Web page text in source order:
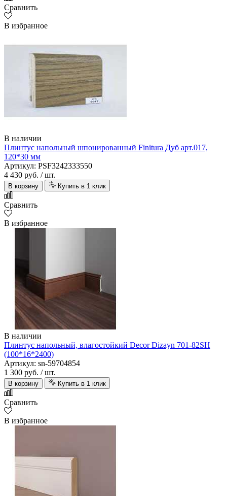
Сравнить
В избранное
В наличии
Плинтус напольный шпонированный Finitura Дуб арт.017,
120*30 мм
Артикул: PSF3242333550
4 430 руб. / шт.
В корзину Купить в 1 клик
Сравнить
В избранное
В наличии
Плинтус напольный, влагостойкий Decor Dizayn 701-82SH
(100*16*2400)
Артикул: sn-59704854
1 300 руб. / шт.
В корзину Купить в 1 клик
Сравнить
В избранное